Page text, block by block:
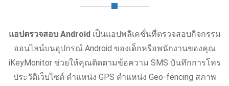
แอปตรวจสอบ Androidเป็นแอปพลิเคชั่นที่ตรวจสอบกิจกรรม
ออนไลน์บนอุปกรณ์ Android ของเด็กหรือพนักงานของคุณ
iKeyMonitor ช่วยให้คุณติดตามข้อความ SMS บันทึกการโทร
ประวัติเว็บไซต์ ตําแหน่ง GPS ตําแหน่ง Geo-fencing สภาพ